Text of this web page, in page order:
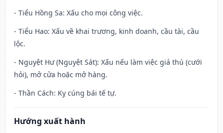
- Tiểu Hồng Sa: Xấu cho mọi công việc.
- Tiểu Hao: Xấu về khai trương, kinh doanh, cầu tài, cầu
lộc.
- Nguyệt Hư (Nguyệt Sát): Xấu nếu làm việc giá thú (cưới
hỏi), mở cửa hoặc mở hàng.
- Thần Cách: Kỵ cúng bái tế tự.
Hướng xuất hành